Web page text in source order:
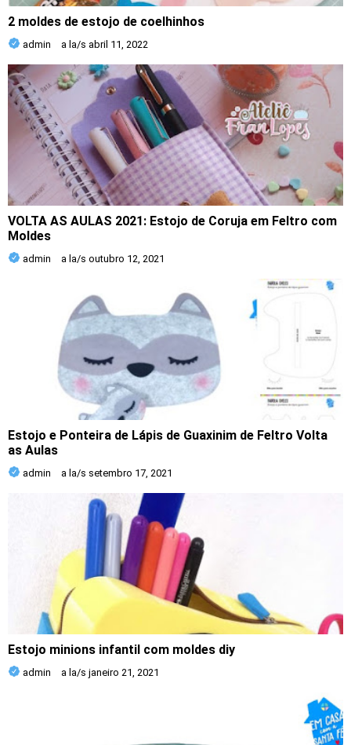
2 moldes de estojo de coelhinhos
admin a la/s abril 11, 2022
VOLTA AS AULAS 2021: Estojo de Coruja em Feltro com
Moldes
admin a la/s outubro 12, 2021
Estojo e Ponteira de Lápis de Guaxinim de Feltro Volta
as Aulas
admin a la/s setembro 17, 2021
Estojo minions infantil com moldes diy
admin a la/s janeiro 21, 2021